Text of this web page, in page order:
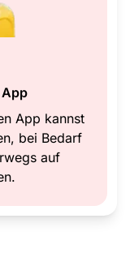
App kannst
bei Bedarf
auf